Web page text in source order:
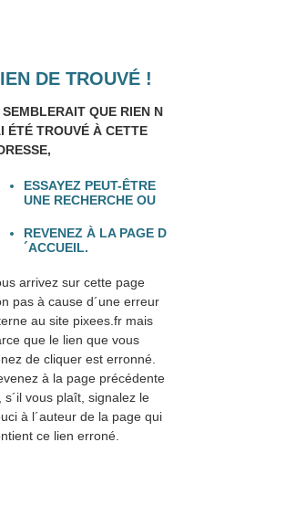
DE TROUVÉ !
SEMBLERAIT QUE RIEN N
ÉTÉ TROUVÉ À CETTE
ESSAYEZ PEUT-ÊTRE
UNE RECHERCHE OU
REVENEZ À LA PAGE D
´ACCUEIL.
arrivez sur cette page
pas à cause d´une erreur
au site pixees.fr mais
que le lien que vous
de cliquer est erronné.
à la page précédente
s´il vous plaît, signalez le
à l´auteur de la page qui
ce lien erroné.